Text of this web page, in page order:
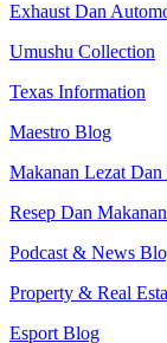
Exhaust Dan
Umushu Collection
Texas Information
Maestro Blog
Makanan Lezat Dan
Resep Dan
Podcast & News
Property & Real
Esport Blog